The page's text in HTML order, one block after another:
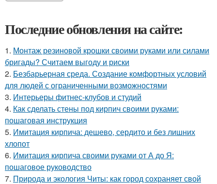
Последние обновления на сайте:
1. Монтаж резиновой крошки своими руками или силами
бригады? Считаем выгоду и риски
2. Безбарьерная среда. Создание комфортных условий
для людей с ограниченными возможностями
3. Интерьеры фитнес-клубов и студий
4. Как сделать стены под кирпич своими руками:
пошаговая инструкция
5. Имитация кирпича: дешево, сердито и без лишних
хлопот
6. Имитация кирпича своими руками от А до Я:
пошаговое руководство
7. Природа и экология Читы: как город сохраняет свой